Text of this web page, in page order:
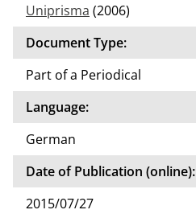
Uniprisma (2006)
Document Type:
Part of a Periodical
Language:
German
Date of Publication (online):
2015/07/27